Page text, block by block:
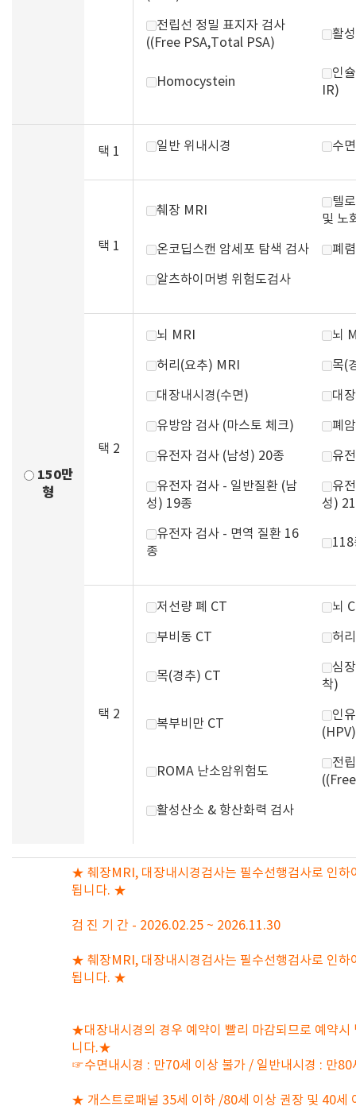
전립선 정밀 표지자 검사
((Free PSA,Total PSA)
활
Homocystein
인
IR)
150만
형
택 1 일반 위내시경 수
택 1
췌장 MRI
텔
및 노
온코딥스캔 암세포 탐색 검사 폐
알츠하이머병 위험도검사
택 2
뇌 MRI 뇌
허리(요추) MRI 목(
대장내시경(수면) 대
유방암 검사 (마스토 체크) 폐
유전자 검사 (남성) 20종 유
유전자 검사 - 일반질환 (남
성) 19종
유
성)
유전자 검사 - 면역 질환 16
종
118
택 2
저선량 폐 CT 뇌
부비동 CT 허
목(경추) CT
심
착)
복부비만 CT
인
(HPV)
ROMA 난소암위험도
전
활성산소 & 항산화력 검사
★ 췌장MRI, 대장내시경검사는 필수선행검사로 인하
됩니다. ★
검 진 기 간 - 2026.02.25 ~ 2026.11.30
★ 췌장MRI, 대장내시경검사는 필수선행검사로 인하
됩니다. ★
★대장내시경의 경우 예약이 빨리 마감되므로 예약시
니다.★
☞수면내시경 : 만70세 이상 불가 / 일반내시경 : 만80
★ 개스트로패널 35세 이하 /80세 이상 권장 및 40세